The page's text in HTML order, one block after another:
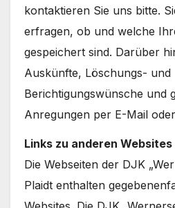
kontaktieren Sie uns bitte.
erfragen, ob und welche
gespeichert sind. Darüber
Auskünfte, Löschungs- und
Berichtigungswünsche und
Anregungen per E-Mail
Links zu anderen Websites
Die Webseiten der DJK
Plaidt enthalten